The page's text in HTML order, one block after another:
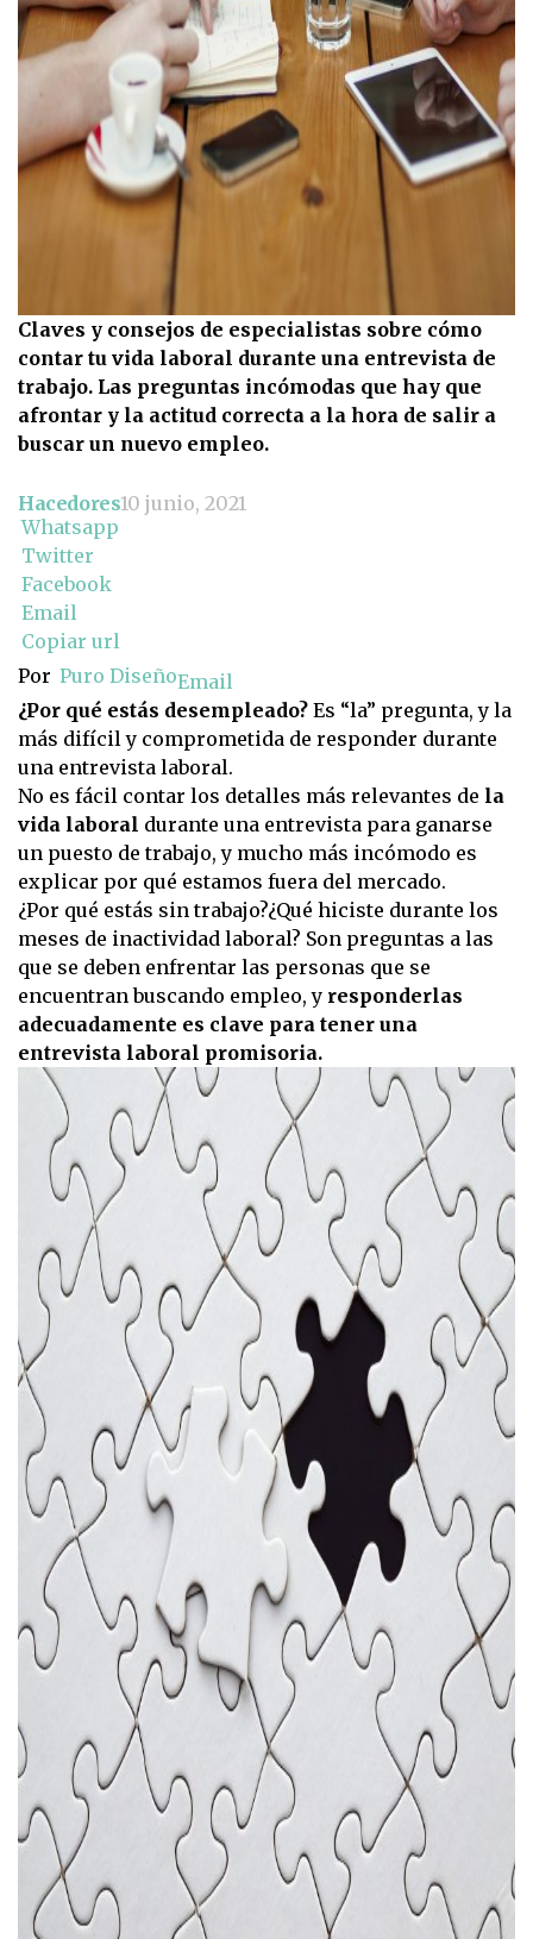
Claves y consejos de especialistas sobre cómo
contar tu vida laboral durante una entrevista de
trabajo. Las preguntas incómodas que hay que
afrontar y la actitud correcta a la hora de salir a
buscar un nuevo empleo.
Hacedores10 junio, 2021
Whatsapp
Twitter
Facebook
Email
Copiar url
Por Puro DiseñoEmail
¿Por qué estás desempleado? Es “la” pregunta, y la
más difícil y comprometida de responder durante
una entrevista laboral.
No es fácil contar los detalles más relevantes de la
vida laboral durante una entrevista para ganarse
un puesto de trabajo, y mucho más incómodo es
explicar por qué estamos fuera del mercado.
¿Por qué estás sin trabajo?¿Qué hiciste durante los
meses de inactividad laboral? Son preguntas a las
que se deben enfrentar las personas que se
encuentran buscando empleo, y responderlas
adecuadamente es clave para tener una
entrevista laboral promisoria.